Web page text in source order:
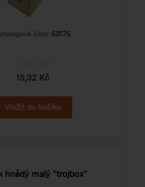
číslo: 53175
15,32 Kč
hnědý malý "trojbox"